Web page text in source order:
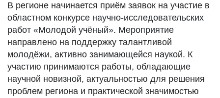
В регионе начинается приём заявок на участие в
областном конкурсе научно-исследовательских
работ «Молодой учёный». Мероприятие
направлено на поддержку талантливой
молодёжи, активно занимающейся наукой. К
участию принимаются работы, обладающие
научной новизной, актуальностью для решения
проблем региона и практической значимостью